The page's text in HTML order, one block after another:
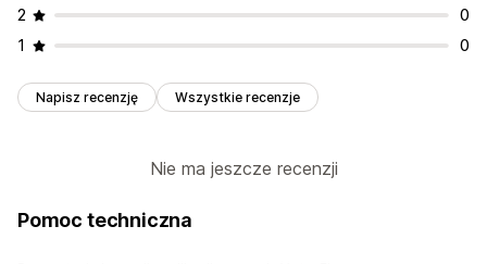
2
0
1
0
Napisz recenzję Wszystkie recenzje
Nie ma jeszcze recenzji
Pomoc techniczna